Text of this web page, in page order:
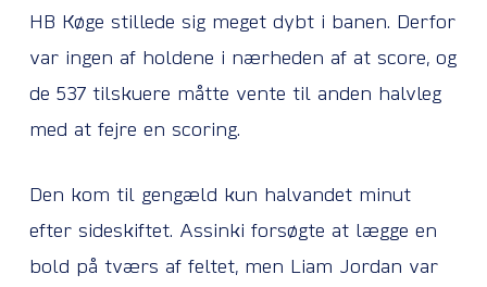
HB Køge stillede sig meget dybt i banen. Derfor
var ingen af holdene i nærheden af at score, og
de 537 tilskuere måtte vente til anden halvleg
med at fejre en scoring.
Den kom til gengæld kun halvandet minut
efter sideskiftet. Assinki forsøgte at lægge en
bold på tværs af feltet, men Liam Jordan var